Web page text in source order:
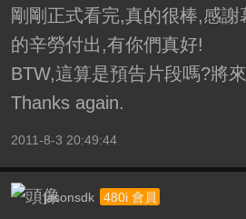
剛剛正式看完,真的很棒,感謝
的辛勞付出,有你們真好!
BTW,這算是預告片段嗎?將
Thanks again.
2011-8-3 20:49:44
jasonsdk 480i 會員